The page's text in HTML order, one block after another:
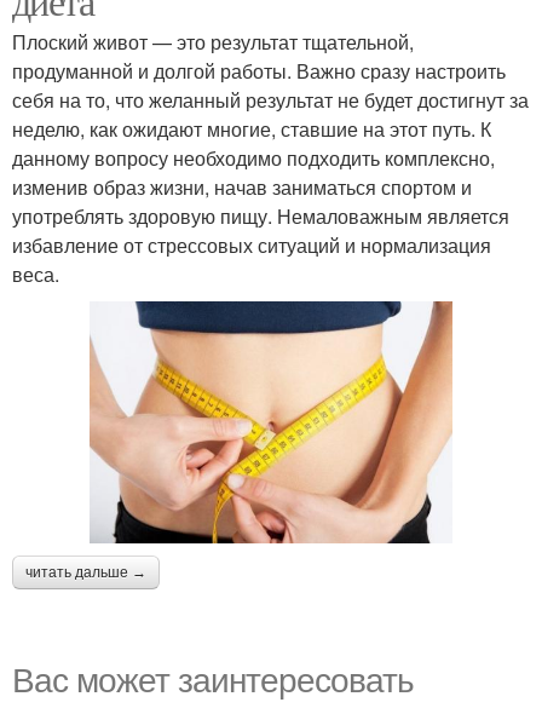
Плоский живот — это результат тщательной,
продуманной и долгой работы. Важно сразу настроить
себя на то, что желанный результат не будет достигнут за
неделю, как ожидают многие, ставшие на этот путь. К
данному вопросу необходимо подходить комплексно,
изменив образ жизни, начав заниматься спортом и
употреблять здоровую пищу. Немаловажным является
избавление от стрессовых ситуаций и нормализация
веса.
читать дальше →
Вас может заинтересовать